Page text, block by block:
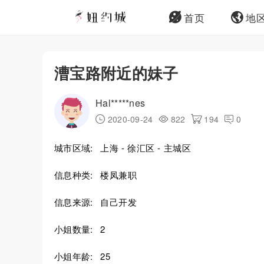
首页 地
漕宝路附近的妹子
Hal*****nes
2020-09-24 822 194 0
城市区域: 上海 - 徐汇区 - 主城区
信息种类: 楼凤兼职
信息来源: 自己开发
小姐数量: 2
小姐年龄: 25